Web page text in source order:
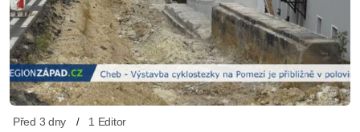
Před 3 dny 1 Editor